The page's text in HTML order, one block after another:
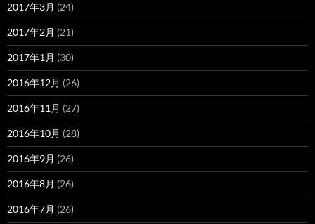
2017年3月 (24)
2017年2月 (21)
2017年1月 (30)
2016年12月 (26)
2016年11月 (27)
2016年10月 (28)
2016年9月 (26)
2016年8月 (26)
2016年7月 (26)